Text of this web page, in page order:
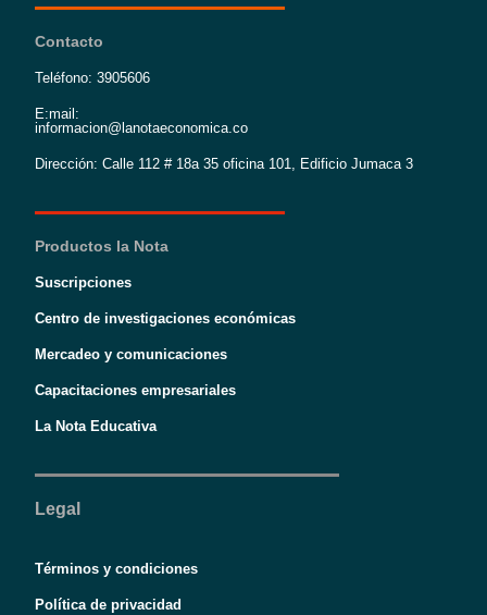
Contacto
Teléfono: 3905606
E:mail:
informacion@lanotaeconomica.co
Dirección: Calle 112 # 18a 35 oficina 101, Edificio Jumaca 3
Productos la Nota
Suscripciones
Centro de investigaciones económicas
Mercadeo y comunicaciones
Capacitaciones empresariales
La Nota Educativa
Legal
Términos y condiciones
Política de privacidad